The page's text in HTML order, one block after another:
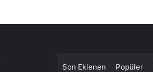
Son Eklenen Popüler